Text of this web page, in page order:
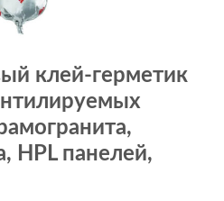
клей-герметик
HPL панелей,